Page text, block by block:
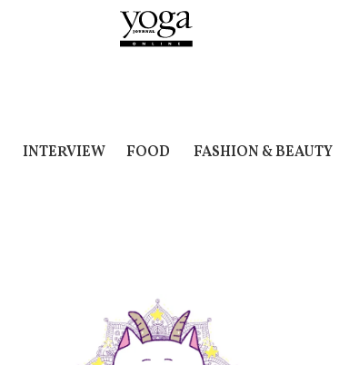
INTERVIEW FOOD FASHION & BEAUTY